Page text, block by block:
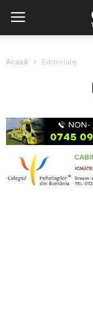
Acasă Editoriale